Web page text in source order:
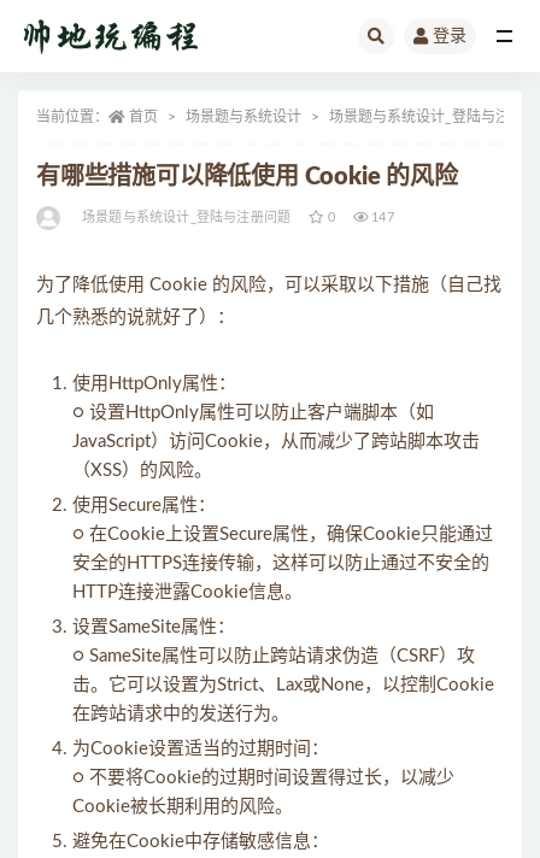
登录
当前位置： 首页 场景题与系统设计 场景题与系统设计_登陆与注册
有哪些措施可以降低使用 Cookie 的风险
场景题与系统设计_登陆与注册问题 0 147
为了降低使用 Cookie 的风险，可以采取以下措施（自己找
几个熟悉的说就好了）：
使用HttpOnly属性：
○ 设置HttpOnly属性可以防止客户端脚本（如
JavaScript）访问Cookie，从而减少了跨站脚本攻击
（XSS）的风险。
使用Secure属性：
○ 在Cookie上设置Secure属性，确保Cookie只能通过
安全的HTTPS连接传输，这样可以防止通过不安全的
HTTP连接泄露Cookie信息。
设置SameSite属性：
○ SameSite属性可以防止跨站请求伪造（CSRF）攻
击。它可以设置为Strict、Lax或None，以控制Cookie
在跨站请求中的发送行为。
为Cookie设置适当的过期时间：
○ 不要将Cookie的过期时间设置得过长，以减少
Cookie被长期利用的风险。
避免在Cookie中存储敏感信息：